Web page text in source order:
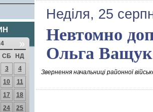
»
СБ
НД
3
4
10
11
17
18
24
25
Неділя, 25
Невтомно
Ольга Ващук
Звернення начальниці районної